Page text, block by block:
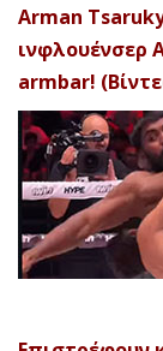
Arman
ινφλουένσερ
armbar!